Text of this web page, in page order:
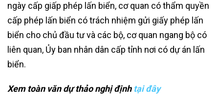
ngày cấp giấp phép lấn biển, cơ quan có thẩm quyền
cấp phép lấn biển có trách nhiệm gửi giấy phép lấn
biển cho chủ đầu tư và các bộ, cơ quan ngang bộ có
liên quan, Ủy ban nhân dân cấp tỉnh nơi có dự án lấn
biển.
Xem toàn văn dự thảo nghị định tại đây